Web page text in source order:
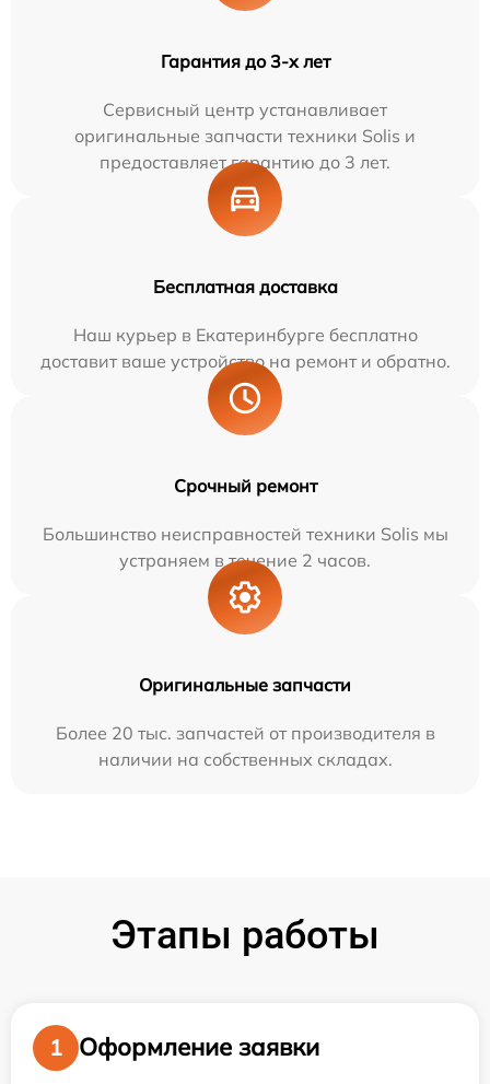
Гарантия до 3-х лет
Сервисный центр устанавливает
оригинальные запчасти техники Solis и
предоставляет гарантию до 3 лет.
Бесплатная доставка
Наш курьер в Екатеринбурге бесплатно
доставит ваше устройство на ремонт и обратно.
Срочный ремонт
Большинство неисправностей техники Solis мы
устраняем в течение 2 часов.
Оригинальные запчасти
Более 20 тыс. запчастей от производителя в
наличии на собственных складах.
Этапы работы
1
Оформление заявки